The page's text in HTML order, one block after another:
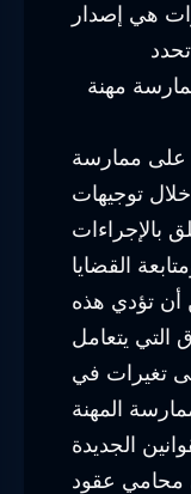
هي إصدار
مهنة
على ممارسة
توجيهات
بالإجراءات
القضايا
أن تؤدي هذه
التي يتعامل
تغيرات في
المهنة
محامي عقود